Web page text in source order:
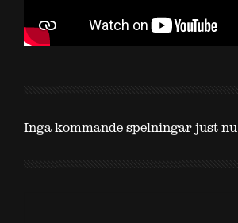
Inga kommande spelningar just nu